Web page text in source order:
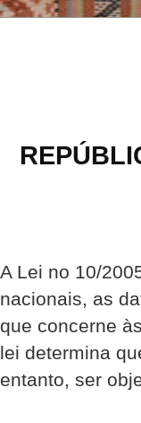
A Lei no 10/
nacionais, as
que concerne
lei determina
entanto, ser